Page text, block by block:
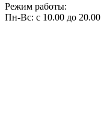
Режим работы:
Пн-Вс: с 10.00 до 20.00